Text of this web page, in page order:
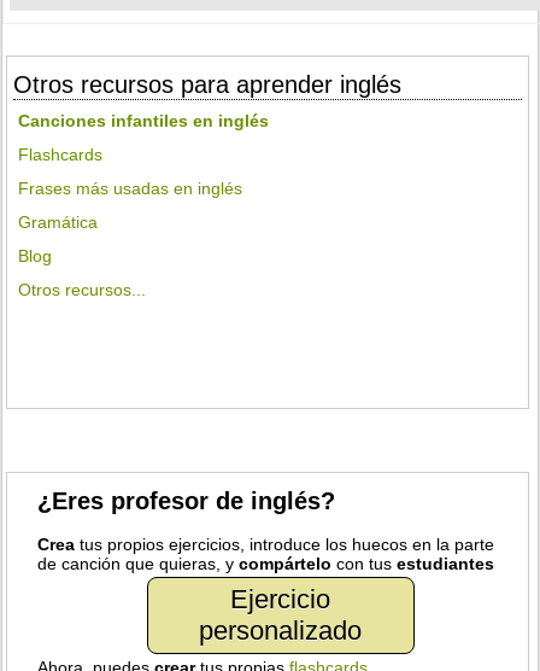
Otros recursos para aprender inglés
Canciones infantiles en inglés
Flashcards
Frases más usadas en inglés
Gramática
Blog
Otros recursos...
¿Eres profesor de inglés?
Crea tus propios ejercicios, introduce los huecos en la parte
de canción que quieras, ycompártelo con tusestudiantes
Ejercicio
personalizado